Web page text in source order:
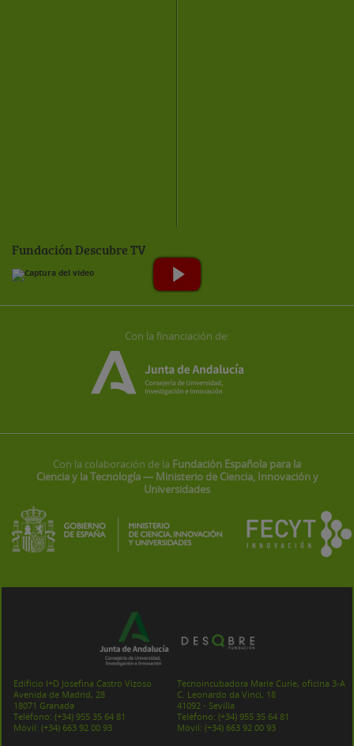
Fundación Descubre TV
Con la financiación de:
Con la colaboración de la Fundación Española para la
Ciencia y la Tecnología — Ministerio de Ciencia, Innovación y
Universidades
Edificio I+D Josefina Castro Vizoso
Avenida de Madrid, 28
18071 Granada
Teléfono: (+34) 955 35 64 81
Móvil: (+34) 663 92 00 93
Tecnoincubadora Marie Curie, oficina 3-A
C. Leonardo da Vinci, 18
41092 - Sevilla
Teléfono: (+34) 955 35 64 81
Móvil: (+34) 663 92 00 93